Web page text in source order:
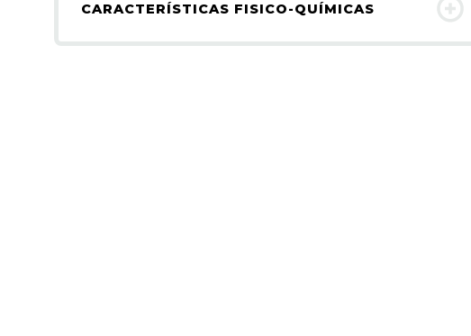
CARACTERÍSTICAS FISICO-QUÍMICAS